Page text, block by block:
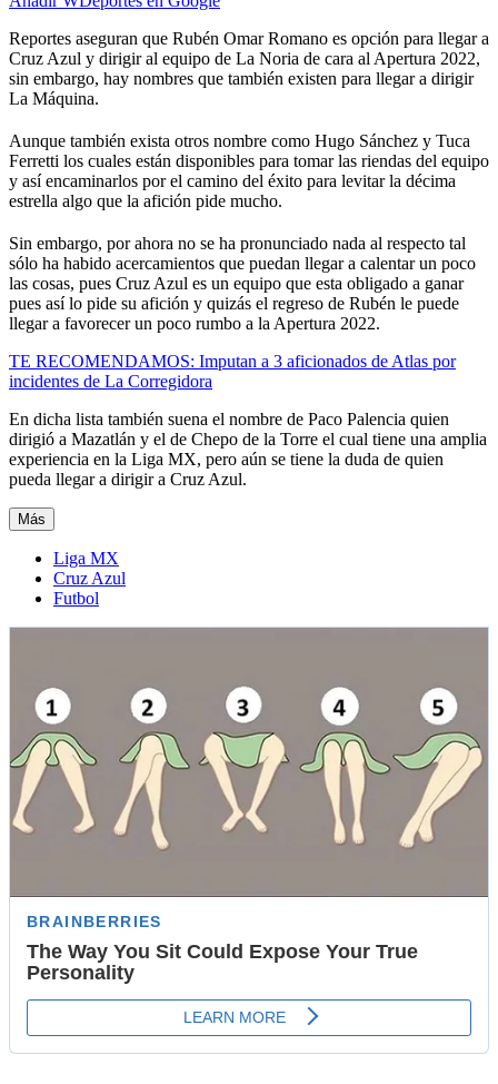
Reportes aseguran que Rubén Omar Romano es opción para llegar a
Cruz Azul y dirigir al equipo de La Noria de cara al Apertura 2022,
sin embargo, hay nombres que también existen para llegar a dirigir
La Máquina.
Aunque también exista otros nombre como Hugo Sánchez y Tuca
Ferretti los cuales están disponibles para tomar las riendas del equipo
y así encaminarlos por el camino del éxito para levitar la décima
estrella algo que la afición pide mucho.
Sin embargo, por ahora no se ha pronunciado nada al respecto tal
sólo ha habido acercamientos que puedan llegar a calentar un poco
las cosas, pues Cruz Azul es un equipo que esta obligado a ganar
pues así lo pide su afición y quizás el regreso de Rubén le puede
llegar a favorecer un poco rumbo a la Apertura 2022.
TE RECOMENDAMOS: Imputan a 3 aficionados de Atlas por
incidentes de La Corregidora
En dicha lista también suena el nombre de Paco Palencia quien
dirigió a Mazatlán y el de Chepo de la Torre el cual tiene una amplia
experiencia en la Liga MX, pero aún se tiene la duda de quien
pueda llegar a dirigir a Cruz Azul.
Más
Liga MX
Cruz Azul
Futbol